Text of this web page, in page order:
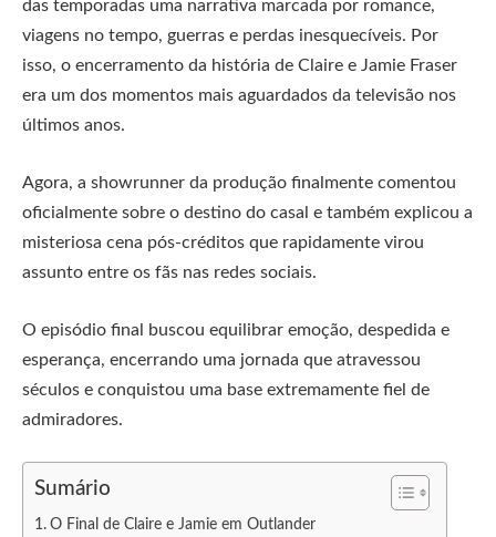
das temporadas uma narrativa marcada por romance,
viagens no tempo, guerras e perdas inesquecíveis. Por
isso, o encerramento da história de Claire e Jamie Fraser
era um dos momentos mais aguardados da televisão nos
últimos anos.
Agora, a showrunner da produção finalmente comentou
oficialmente sobre o destino do casal e também explicou a
misteriosa cena pós-créditos que rapidamente virou
assunto entre os fãs nas redes sociais.
O episódio final buscou equilibrar emoção, despedida e
esperança, encerrando uma jornada que atravessou
séculos e conquistou uma base extremamente fiel de
admiradores.
Sumário
O Final de Claire e Jamie em Outlander